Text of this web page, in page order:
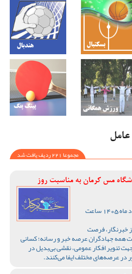
عامل
مجموعا 221 ردیف یافت شد
مس کرمان به مناسبت روز
یکشنبه 18 مرداد ماه 1405 ساعت
خبرنگار، فرصت
همه جهادگران عرصه خبر و رسانه؛ کسانی
تنویر افکار عمومی، نقشی بی‌بدیل در
عرصه‌های مختلف ایفا می‌کنند.